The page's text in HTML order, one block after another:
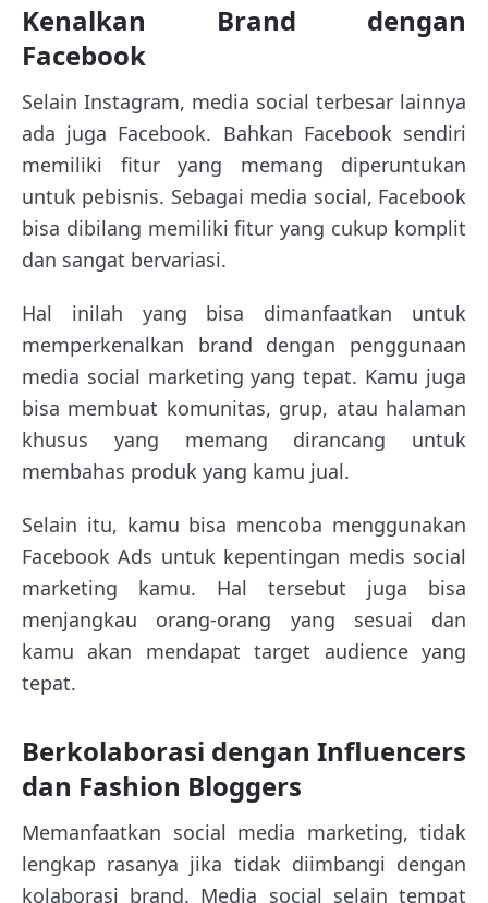
Kenalkan Brand dengan
Facebook
Selain Instagram, media social terbesar lainnya
ada juga Facebook. Bahkan Facebook sendiri
memiliki fitur yang memang diperuntukan
untuk pebisnis. Sebagai media social, Facebook
bisa dibilang memiliki fitur yang cukup komplit
dan sangat bervariasi.
Hal inilah yang bisa dimanfaatkan untuk
memperkenalkan brand dengan penggunaan
media social marketing yang tepat. Kamu juga
bisa membuat komunitas, grup, atau halaman
khusus yang memang dirancang untuk
membahas produk yang kamu jual.
Selain itu, kamu bisa mencoba menggunakan
Facebook Ads untuk kepentingan medis social
marketing kamu. Hal tersebut juga bisa
menjangkau orang-orang yang sesuai dan
kamu akan mendapat target audience yang
tepat.
Berkolaborasi dengan Influencers
dan Fashion Bloggers
Memanfaatkan social media marketing, tidak
lengkap rasanya jika tidak diimbangi dengan
kolaborasi brand. Media social selain tempat